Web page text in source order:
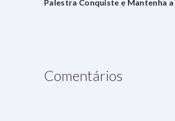
Palestra Conquiste e Mantenha a
Comentários